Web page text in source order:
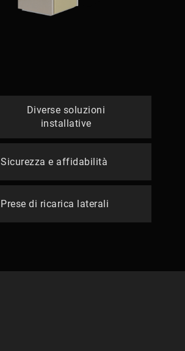
Diverse soluzioni
installative
Sicurezza e affidabilità
Prese di ricarica laterali